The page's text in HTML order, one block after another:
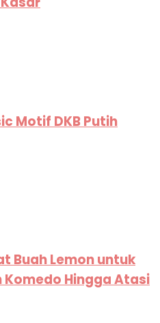
Motif DKB Putih
Buah Lemon untuk
Komedo Hingga Atasi